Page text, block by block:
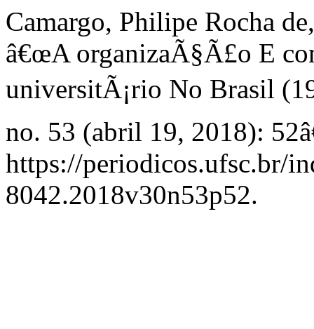
Camargo, Philipe Rocha
â€œA organizaÃ§Ã£o E
universitÃ¡rio No Brasil
no. 53 (abril 19, 2018):
https://periodicos.ufsc.br/
8042.2018v30n53p52.